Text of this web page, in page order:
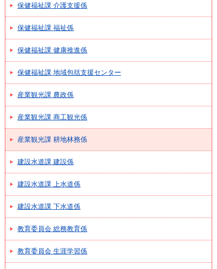
保健福祉課 介護支援係
保健福祉課 福祉係
保健福祉課 健康推進係
保健福祉課 地域包括支援センター
産業観光課 農政係
産業観光課 商工観光係
産業観光課 耕地林務係
建設水道課 建設係
建設水道課 上水道係
建設水道課 下水道係
教育委員会 総務教育係
教育委員会 生涯学習係